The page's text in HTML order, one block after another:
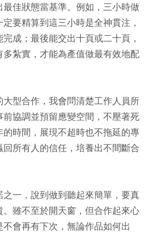
最佳狀態當基準。例如，三小時做
要精算到這三小時是全神貫注，
成；最後能交出十頁或二十頁，
紮實，才能為產值做最有效地配
大型合作，我會問清楚工作人員所
前協調並預留應變空間，不壓著死
時間，展現不超時也不拖延的專
所有人的信任，培養出不間斷合
一，說到做到聽起來簡單，要真
。雖不至於開天窗，但合作起來心
會再有下次，無論作品如何出